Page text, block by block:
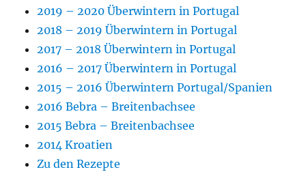
2019 – 2020 Überwintern in Portugal
2018 – 2019 Überwintern in Portugal
2017 – 2018 Überwintern in Portugal
2016 – 2017 Überwintern in Portugal
2015 – 2016 Überwintern Portugal/Spanien
2016 Bebra – Breitenbachsee
2015 Bebra – Breitenbachsee
2014 Kroatien
Zu den Rezepte